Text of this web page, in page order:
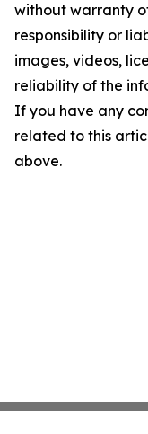
without warranty
responsibility or
images, videos,
reliability of the
If you have any
related to this
above.